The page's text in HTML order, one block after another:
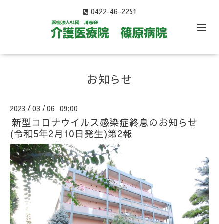
0422-46-2251
お知らせ
2023 /03 /06 09:00
新型コロナウイルス感染症終息のお知らせ
(令和5年2月10日発生)第2報